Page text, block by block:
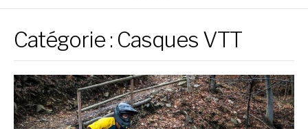
Catégorie : Casques VTT